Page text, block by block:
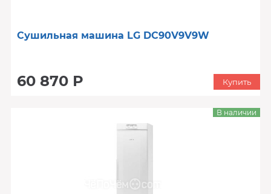
Сушильная машина LG DC90V9V9W
60 870 Р Купить
В наличии